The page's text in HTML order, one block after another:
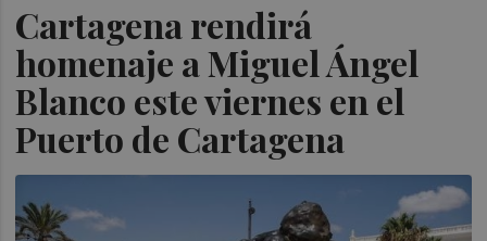
Cartagena rendirá
homenaje a Miguel Ángel
Blanco este viernes en el
Puerto de Cartagena